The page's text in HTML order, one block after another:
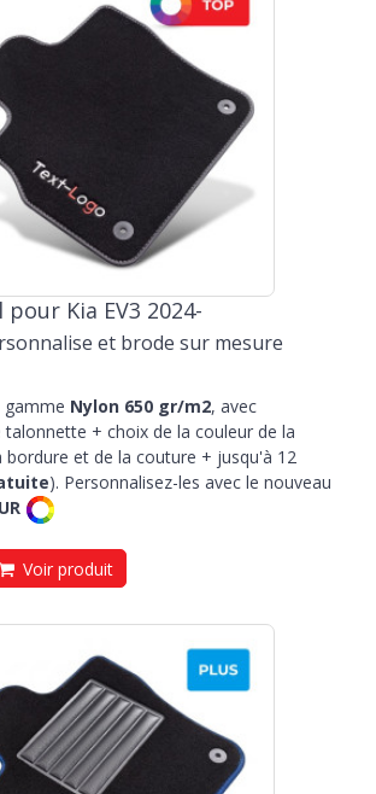
Kia EV3 2024-
et brode sur mesure
gamme Nylon 650 gr/m2, avec
talonnette + choix de la couleur de la
et de la couture + jusqu'à 12
). Personnalisez-les avec le nouveau
Voir produit